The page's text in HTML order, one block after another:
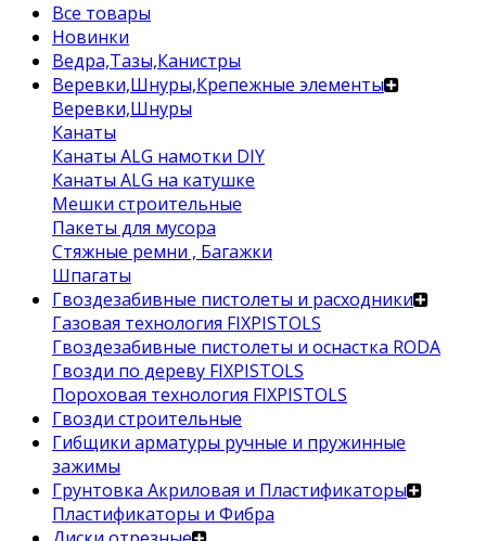
Все товары
Новинки
Ведра,Тазы,Канистры
Веревки,Шнуры,Крепежные элементы
Веревки,Шнуры
Канаты
Канаты ALG намотки DIY
Канаты ALG на катушке
Мешки строительные
Пакеты для мусора
Стяжные ремни , Багажки
Шпагаты
Гвоздезабивные пистолеты и расходники
Газовая технология FIXPISTOLS
Гвоздезабивные пистолеты и оснастка RODA
Гвозди по дереву FIXPISTOLS
Пороховая технология FIXPISTOLS
Гвозди строительные
Гибщики арматуры ручные и пружинные
зажимы
Грунтовка Акриловая и Пластификаторы
Пластификаторы и Фибра